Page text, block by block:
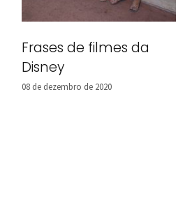
Frases de filmes da
Disney
08 de dezembro de 2020